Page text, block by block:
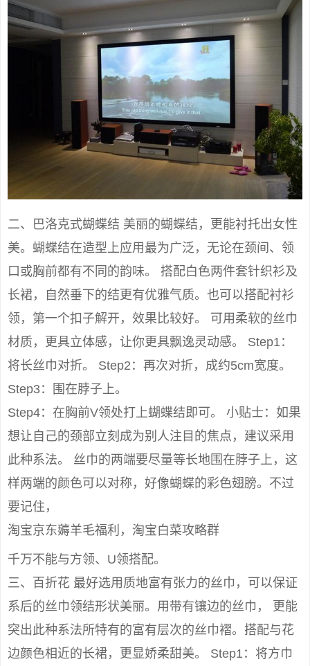
二、巴洛克式蝴蝶结 美丽的蝴蝶结，更能衬托出女性
美。蝴蝶结在造型上应用最为广泛，无论在颈间、领
口或胸前都有不同的韵味。 搭配白色两件套针织衫及
长裙，自然垂下的结更有优雅气质。也可以搭配衬衫
领，第一个扣子解开，效果比较好。 可用柔软的丝巾
材质，更具立体感，让你更具飘逸灵动感。 Step1：
将长丝巾对折。 Step2：再次对折，成约5cm宽度。
Step3：围在脖子上。
Step4：在胸前V领处打上蝴蝶结即可。 小贴士：如果
想让自己的颈部立刻成为别人注目的焦点，建议采用
此种系法。 丝巾的两端要尽量等长地围在脖子上，这
样两端的颜色可以对称，好像蝴蝶的彩色翅膀。不过
要记住，
淘宝京东薅羊毛福利，淘宝白菜攻略群
千万不能与方领、U领搭配。
三、百折花 最好选用质地富有张力的丝巾，可以保证
系后的丝巾领结形状美丽。用带有镶边的丝巾， 更能
突出此种系法所特有的富有层次的丝巾褶。搭配与花
边颜色相近的长裙，更显娇柔甜美。 Step1：将方巾